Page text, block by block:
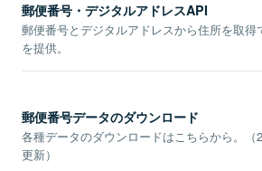
郵便番号・デジタルアドレスAPI
郵便番号とデジタルアドレスから住所を取得
を提供。
郵便番号データのダウンロード
各種データのダウンロードはこちらから。（
更新）